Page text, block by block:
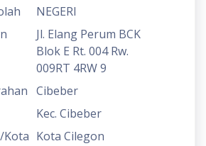
NEGERI
Jl. Elang Perum BCK
Blok E Rt. 004 Rw.
009RT 4RW 9
Cibeber
Kec. Cibeber
Kota Kota Cilegon